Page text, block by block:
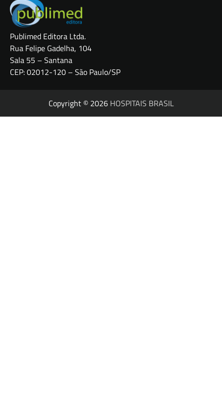
Publimed Editora Ltda.
Rua Felipe Gadelha, 104
Sala 55 – Santana
CEP: 02012-120 – São Paulo/SP
Copyright © 2026 HOSPITAIS BRASIL